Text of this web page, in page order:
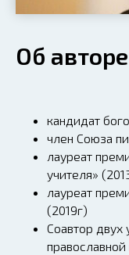
Об авторе
кандидат
член Союза
лауреат
учителя»
лауреат
(2019г)
Соавтор двух
православной